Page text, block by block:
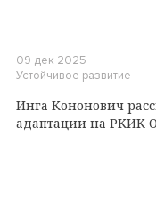
09 дек 2025
Устойчивое развитие
Инга Кононович
адаптации на РКИК